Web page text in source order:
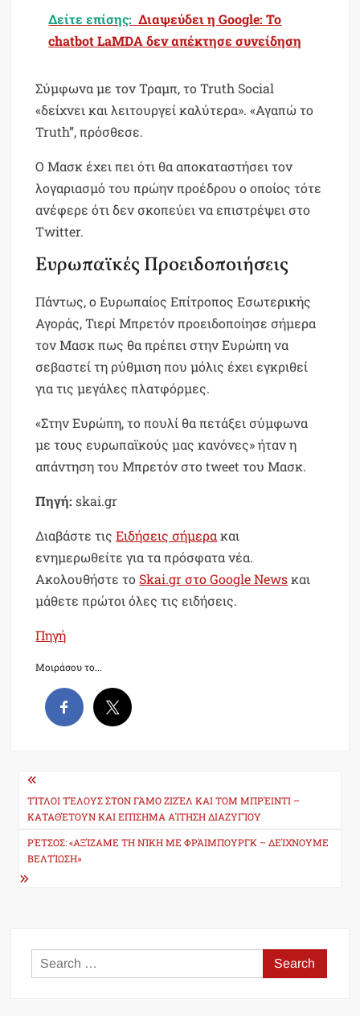
Δείτε επίσης: Διαψεύδει η Google: Το
chatbot LaMDA δεν απέκτησε συνείδηση
Σύμφωνα με τον Τραμπ, το Truth Social
«δείχνει και λειτουργεί καλύτερα». «Αγαπώ το
Truth”, πρόσθεσε.
Ο Μασκ έχει πει ότι θα αποκαταστήσει τον
λογαριασμό του πρώην προέδρου ο οποίος τότε
ανέφερε ότι δεν σκοπεύει να επιστρέψει στο
Twitter.
Ευρωπαϊκές Προειδοποιήσεις
Πάντως, ο Ευρωπαίος Επίτροπος Εσωτερικής
Αγοράς, Τιερί Μπρετόν προειδοποίησε σήμερα
τον Μασκ πως θα πρέπει στην Ευρώπη να
σεβαστεί τη ρύθμιση που μόλις έχει εγκριθεί
για τις μεγάλες πλατφόρμες.
«Στην Ευρώπη, το πουλί θα πετάξει σύμφωνα
με τους ευρωπαϊκούς μας κανόνες» ήταν η
απάντηση του Μπρετόν στο tweet του Μασκ.
Πηγή: skai.gr
Διαβάστε τιςΕιδήσεις σήμερακαι
ενημερωθείτε για τα πρόσφατα νέα.
Ακολουθήστε το Skai.gr στο Google Newsκαι
μάθετε πρώτοι όλες τις ειδήσεις.
Πηγή
Μοιράσου το...
Post
navigation
ΤΊΤΛΟΙ ΤΈΛΟΥΣ ΣΤΟΝ ΓΆΜΟ ΖΙΖΈΛ ΚΑΙ ΤΟΜ ΜΠΡΈΙΝΤΙ –
ΚΑΤΑΘΈΤΟΥΝ ΚΑΙ ΕΠΊΣΗΜΑ ΑΊΤΗΣΗ ΔΙΑΖΥΓΊΟΥ
ΡΈΤΣΟΣ: «ΑΞΊΖΑΜΕ ΤΗ ΝΊΚΗ ΜΕ ΦΡΆΙΜΠΟΥΡΓΚ – ΔΕΊΧΝΟΥΜΕ
ΒΕΛΤΊΩΣΗ»
Search
for: